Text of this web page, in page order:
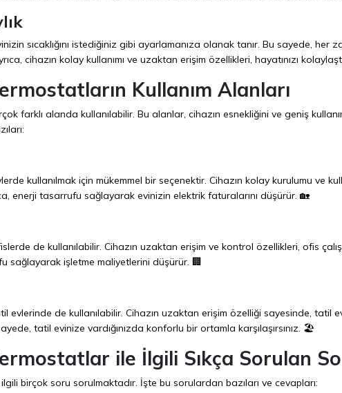
sıcaklığını istediğiniz gibi ayarlamanıza olanak tanır. Bu sayede, her
cihazın kolay kullanımı ve uzaktan erişim özellikleri, hayatınızı
Kullanım Alanları
farklı alanda kullanılabilir. Bu alanlar, cihazın esnekliğini ve geniş
kullanılmak için mükemmel bir seçenektir. Cihazın kolay kurulumu ve
enerji tasarrufu sağlayarak evinizin elektrik faturalarını düşürür. 🏡
de kullanılabilir. Cihazın uzaktan erişim ve kontrol özellikleri, ofis
sağlayarak işletme maliyetlerini düşürür. 🏢
evlerinde de kullanılabilir. Cihazın uzaktan erişim özelliği sayesinde, tatil
tatil evinize vardığınızda konforlu bir ortamla karşılaşırsınız. 🏖️
ile İlgili Sıkça Sorulan
birçok soru sorulmaktadır. İşte bu sorulardan bazıları ve cevapları: